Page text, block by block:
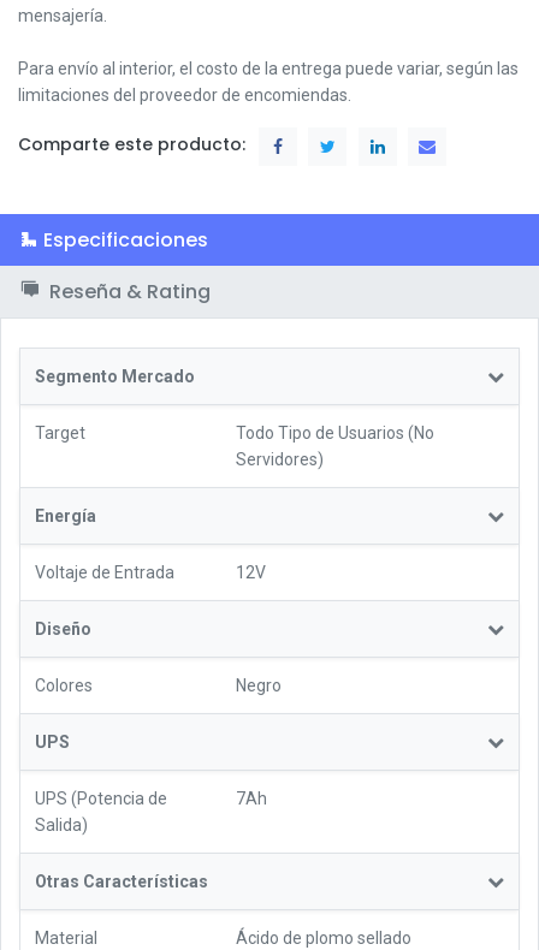
mensajería.
Para envío al interior, el costo de la entrega puede variar, según las
limitaciones del proveedor de encomiendas.
Comparte este producto:
Especificaciones
Reseña & Rating
Segmento Mercado
Target
Todo Tipo de Usuarios (No
Servidores)
Energía
Voltaje de Entrada 12V
Diseño
Colores Negro
UPS
UPS (Potencia de
Salida)
7Ah
Otras Características
Material Ácido de plomo sellado